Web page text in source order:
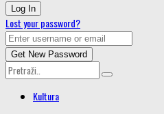
Lost your password?
Kultura